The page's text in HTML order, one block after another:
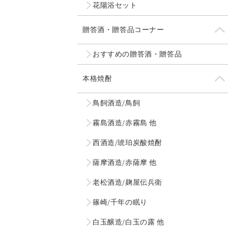
花陽浴セット
贈答酒・贈答品コーナー
おすすめの贈答酒・贈答品
本格焼酎
鳥飼酒造/鳥飼
霧島酒造/赤霧島 他
西酒造/琥珀炭酸焼酎
薩摩酒造/赤薩摩 他
老松酒造/麹屋伝兵衛
篠崎/千年の眠り
白玉醸造/白玉の露 他